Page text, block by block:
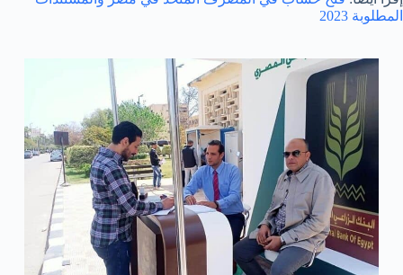
المطلوبة 2023